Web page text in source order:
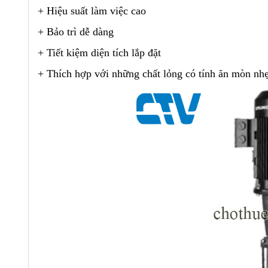
+ Hiệu suất làm việc cao
+ Bảo trì dễ dàng
+ Tiết kiệm diện tích lắp đặt
+ Thích hợp với những chất lỏng có tính ăn mòn